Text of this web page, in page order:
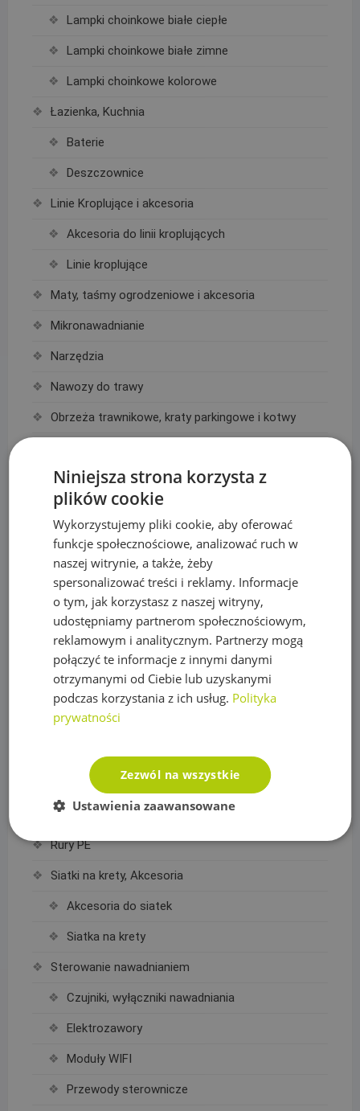
Lampki choinkowe białe ciepłe
Lampki choinkowe białe zimne
Lampki choinkowe kolorowe
Łazienka, Kuchnia
Baterie
Deszczownice
Linie Kroplujące i akcesoria
Akcesoria do linii kroplujących
Linie kroplujące
Maty, taśmy ogrodzeniowe i akcesoria
Mikronawadnianie
Narzędzia
Nawozy do trawy
Obrzeża trawnikowe, kraty parkingowe i kotwy
Oświetlenie
Plandeki ochronne
Plandeka wzmacniana GRAY 200g/m2
Plandeka wzmacniana GREEN 90g/m2
Plandeka wzmacniana ULTRA WEIGHT 260g/m2
Plandeka zbrojona LENO CRYSTAL 100g/m2
Podpory roślin
Pompy
Pompy IBO
Pompy Omnigena
Sterowniki i akcesoria do pomp
Regulatory ciśnienia
Rury PE
Siatki na krety, Akcesoria
Akcesoria do siatek
Siatka na krety
Sterowanie nawadnianiem
Czujniki, wyłączniki nawadniania
Elektrozawory
Moduły WIFI
Przewody sterownicze
Niniejsza strona korzysta z
plików cookie
Wykorzystujemy pliki cookie, aby oferować
funkcje społecznościowe, analizować ruch w
naszej witrynie, a także, żeby
spersonalizować treści i reklamy. Informacje
o tym, jak korzystasz z naszej witryny,
udostępniamy partnerom społecznościowym,
reklamowym i analitycznym. Partnerzy mogą
połączyć te informacje z innymi danymi
otrzymanymi od Ciebie lub uzyskanymi
podczas korzystania z ich usług. Polityka
prywatności
Zezwól na wszystkie
Ustawienia zaawansowane